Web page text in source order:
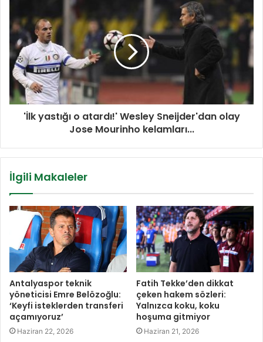
'İlk yastığı o atardı!' Wesley Sneijder'dan olay
Jose Mourinho kelamları...
İlgili Makaleler
Antalyaspor teknik
yöneticisi Emre Belözoğlu:
‘Keyfi isteklerden transferi
açamıyoruz’
Haziran 22, 2026
Fatih Tekke’den dikkat
çeken hakem sözleri:
Yalnızca koku, koku
hoşuma gitmiyor
Haziran 21, 2026